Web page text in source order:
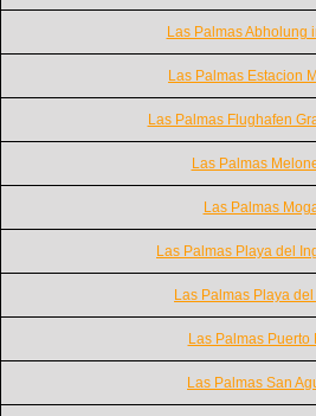
Las Palmas Abholung
Las Palmas Estacion
Las Palmas Flughafen
Las Palmas
Las Palmas
Las Palmas Playa del
Las Palmas Playa
Las Palmas Puerto
Las Palmas San